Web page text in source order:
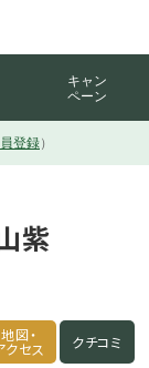
キャン
ペーン
登録）
紫
地図・
クセス クチコミ